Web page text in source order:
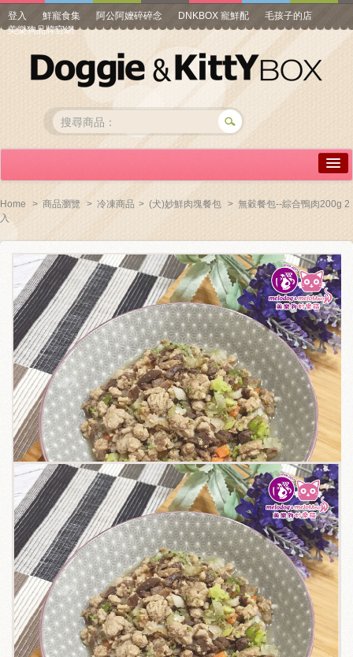
登入 鮮寵食集 阿公阿嬤碎碎念 DNKBOX 寵鮮配
毛孩子的店
美樂狗品牌官網
常見問答
商品瀏覽
線上訂購
帳號專區
關於我們
毛孩健康之道
Home > 商品瀏覽 > 冷凍商品 > (犬)妙鮮肉塊餐包 > 無穀餐包--綜合鴨肉200g 2
入